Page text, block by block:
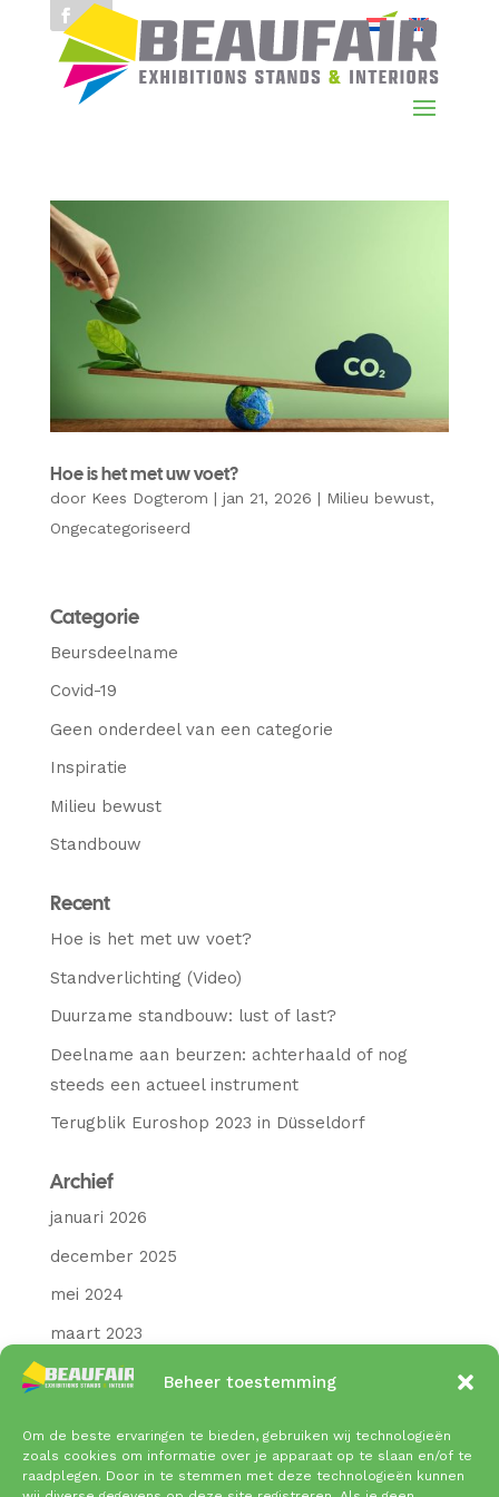
Beheer toestemming
Om de beste ervaringen te bieden, gebruiken wij technologieën
zoals cookies om informatie over je apparaat op te slaan en/of te
raadplegen. Door in te stemmen met deze technologieën kunnen
Hoe is het met uw voet?
door Kees Dogterom | jan 21, 2026 | Milieu bewust,
Ongecategoriseerd
Categorie
Beursdeelname
Covid-19
Geen onderdeel van een categorie
Inspiratie
Milieu bewust
Standbouw
Recent
Hoe is het met uw voet?
Standverlichting (Video)
Duurzame standbouw: lust of last?
Deelname aan beurzen: achterhaald of nog
steeds een actueel instrument
Terugblik Euroshop 2023 in Düsseldorf
Archief
januari 2026
december 2025
mei 2024
maart 2023
december 2021
december 2020
november 2020